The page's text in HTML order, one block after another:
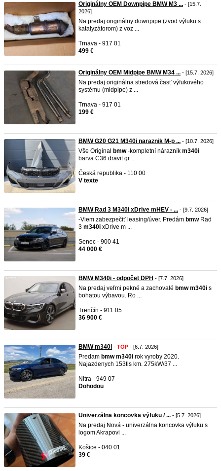
Originálny OEM Downpipe BMW M3 ... - [15.7.
2026]
Na predaj originálny downpipe (zvod výfuku s
katalyzátorom) z voz ...
Trnava - 917 01
499 €
Originálny OEM Midpipe BMW M34 ... - [15.7. 2026]
Na predaj originálna stredová časť výfukového
systému (midpipe) z ...
Trnava - 917 01
199 €
BMW G20 G21 M340i naraznik M-p ... - [10.7. 2026]
Vše Original bmw-kompletní nárazník m340i
barva C36 dravit gr ...
Česká republika - 110 00
V texte
BMW Rad 3 M340i xDrive mHEV - ... - [9.7. 2026]
-Viem zabezpečiť leasing/úver. Predám bmwRad
3 m340i xDrive m ...
Senec - 900 41
44 000 €
BMW M340i - odpočet DPH - [7.7. 2026]
Na predaj veľmi pekné a zachovalé bmw m340i s
bohatou výbavou. Ro ...
Trenčín - 911 05
36 900 €
BMW m340i - TOP - [6.7. 2026]
Predam bmw m340i rok vyroby 2020.
Najazdenych 153tis km. 275kW/37 ...
Nitra - 949 07
Dohodou
Univerzálna koncovka výfuku / ... - [5.7. 2026]
Na predaj Nová - univerzálna koncovka výfuku s
logom Akrapovi ...
Košice - 040 01
39 €